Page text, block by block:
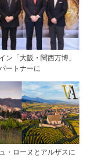
ン「大阪・関西万博」
ートナーに
・ローヌとアルザスに